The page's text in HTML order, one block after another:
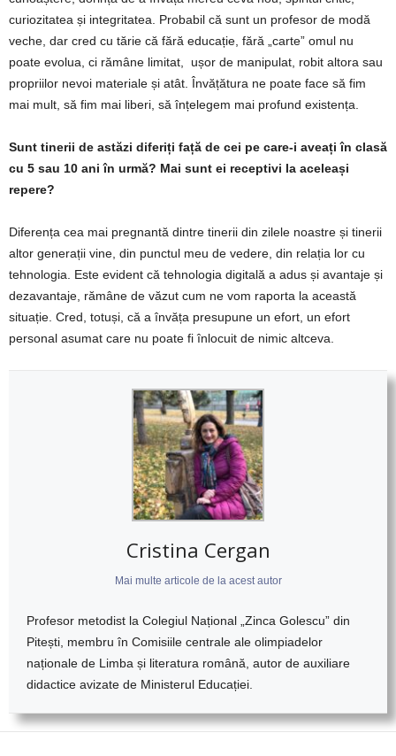
curiozitatea și integritatea. Probabil că sunt un profesor de modă
veche, dar cred cu tărie că fără educație, fără „carte” omul nu
poate evolua, ci rămâne limitat, ușor de manipulat, robit altora sau
propriilor nevoi materiale și atât. Învățătura ne poate face să fim
mai mult, să fim mai liberi, să înțelegem mai profund existența.
Sunt tinerii de astăzi diferiți față de cei pe care-i aveați în clasă
cu 5 sau 10 ani în urmă? Mai sunt ei receptivi la aceleași
repere?
Diferența cea mai pregnantă dintre tinerii din zilele noastre și tinerii
altor generații vine, din punctul meu de vedere, din relația lor cu
tehnologia. Este evident că tehnologia digitală a adus și avantaje și
dezavantaje, rămâne de văzut cum ne vom raporta la această
situație. Cred, totuși, că a învăța presupune un efort, un efort
personal asumat care nu poate fi înlocuit de nimic altceva.
Cristina Cergan
Mai multe articole de la acest autor
Profesor metodist la Colegiul Național „Zinca Golescu” din
Pitești, membru în Comisiile centrale ale olimpiadelor
naționale de Limba și literatura română, autor de auxiliare
didactice avizate de Ministerul Educației.